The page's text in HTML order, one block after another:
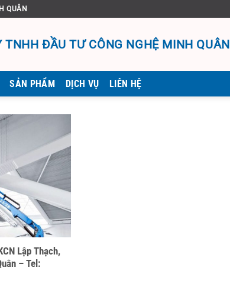
QUÂN
TNHH ĐẦU TƯ CÔNG NGHỆ MINH QUÂN
SẢN PHẨM DỊCH VỤ LIÊN HỆ
Lập Thạch,
– Tel: